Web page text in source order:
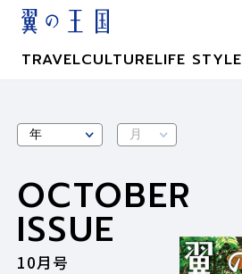
TRAVELCULTURELIFE STYLE
10月号
OCTOBER
ISSUE